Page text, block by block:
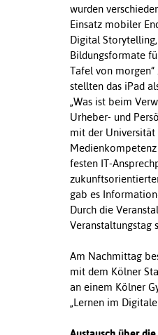
wurden
Einsatz mobiler
Digital
Bildungsformate
Tafel von
stellten das iPad
„Was ist beim
Urheber- und
mit der Universität
Medienkompetenz
festen IT-
gab es
Durch die
Veranstaltungstag
Am Nachmittag
mit dem Kölner
an einem Kölner
„Lernen im